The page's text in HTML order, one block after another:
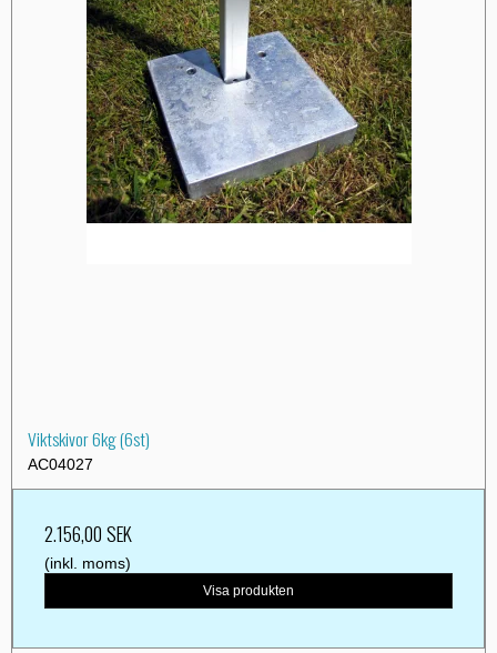
Viktskivor 6kg (6st)
AC04027
2.156,00 SEK
(inkl. moms)
Visa produkten